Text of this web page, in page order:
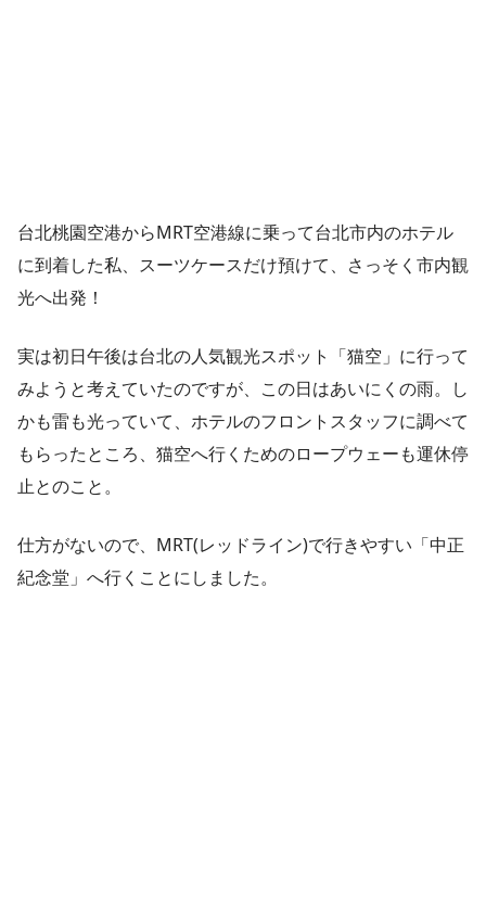
台北桃園空港からMRT空港線に乗って台北市内のホテル
に到着した私、スーツケースだけ預けて、さっそく市内観
光へ出発！
実は初日午後は台北の人気観光スポット「猫空」に行って
みようと考えていたのですが、この日はあいにくの雨。し
かも雷も光っていて、ホテルのフロントスタッフに調べて
もらったところ、猫空へ行くためのロープウェーも運休停
止とのこと。
仕方がないので、MRT(レッドライン)で行きやすい「中正
紀念堂」へ行くことにしました。